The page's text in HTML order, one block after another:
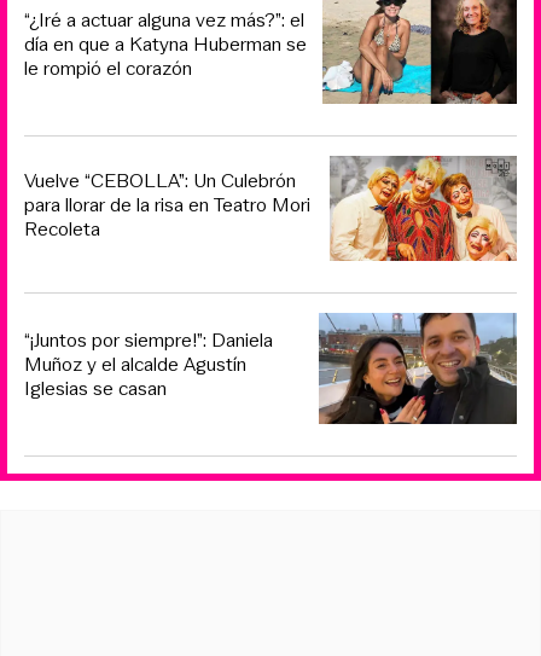
“¿Iré a actuar alguna vez más?”: el
día en que a Katyna Huberman se
le rompió el corazón
Vuelve “CEBOLLA”: Un Culebrón
para llorar de la risa en Teatro Mori
Recoleta
“¡Juntos por siempre!”: Daniela
Muñoz y el alcalde Agustín
Iglesias se casan